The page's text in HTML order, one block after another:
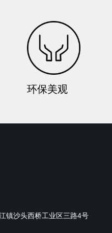
镇沙头西桥工业区三路4号
环保美观